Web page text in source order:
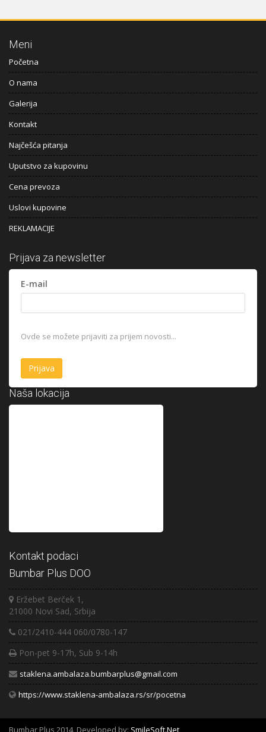
Meni
Početna
O nama
Galerija
Kontakt
Najčešća pitanja
Uputstvo za kupovinu
Cena prevoza
Uslovi kupovine
REKLAMACIJE
Prijava za newsletter
E-mail
Ovde se možete prijaviti za prijem novosti...
Naša lokacija
Kontakt podaci
Bumbar Plus DOO
Eržebet Berček 1,
21000 Novi Sad, Srbija
021/2410-444 060/0780-147
Pon-pet 9-17h, Sub 9-14h
staklena.ambalaza.bumbarplus@gmail.com
https://www.staklena-ambalaza.rs/sr/pocetna
Bumbar Plus 2014, Developed by: SmileSoft.Net